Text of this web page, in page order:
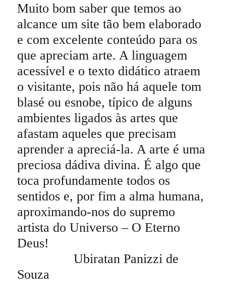
Muito bom saber que temos ao
alcance um site tão bem elaborado
e com excelente conteúdo para os
que apreciam arte. A linguagem
acessível e o texto didático atraem
o visitante, pois não há aquele tom
blasé ou esnobe, típico de alguns
ambientes ligados às artes que
afastam aqueles que precisam
aprender a apreciá-la. A arte é uma
preciosa dádiva divina. É algo que
toca profundamente todos os
sentidos e, por fim a alma humana,
aproximando-nos do supremo
artista do Universo – O Eterno
Deus!
Ubiratan Panizzi de
Souza